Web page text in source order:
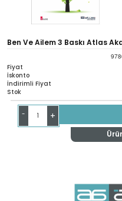
Ben Ve Ailem 3 Baskı Atlas
Fiyat
İskonto
İndirimli Fiyat
Stok
- +